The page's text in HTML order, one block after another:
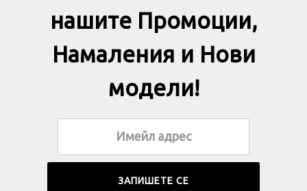
нашите Промоции,
Намаления и Нови
модели!